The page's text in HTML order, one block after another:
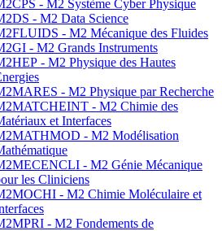
- M2 Système Cyber Physique
- M2 Data Science
- M2 Mécanique des Fluides
- M2 Grands Instruments
- M2 Physique des Hautes
- M2 Physique par Recherche
- M2 Chimie des
et Interfaces
- M2 Modélisation
- M2 Génie Mécanique
les Cliniciens
- M2 Chimie Moléculaire et
- M2 Fondements de